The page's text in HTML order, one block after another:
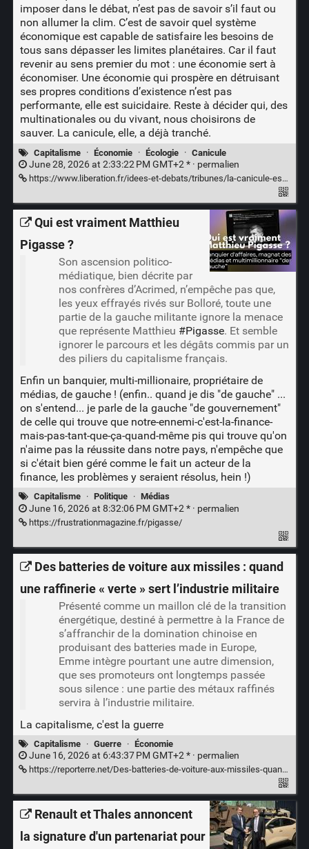
imposer dans le débat, n’est pas de savoir s’il faut ou
non allumer la clim. C’est de savoir quel système
économique est capable de satisfaire les besoins de
tous sans dépasser les limites planétaires. Car il faut
revenir au sens premier du mot : une économie sert à
économiser. Une économie qui prospère en détruisant
ses propres conditions d’existence n’est pas
performante, elle est suicidaire. Reste à décider qui, des
multinationales ou du vivant, nous choisirons de
sauver. La canicule, elle, a déjà tranché.
Capitalisme · Économie · Écologie · Canicule
June 28, 2026 at 2:33:22 PM GMT+2 * · permalien
https://www.liberation.fr/idees-et-debats/tribunes/la-canicule-est-un-krach-ecolonomique-20260628_JBPNKF4BF5EJTBVAWAXFIXHZVQ/
Qui est vraiment Matthieu
Pigasse ?
Son ascension politico-
médiatique, bien décrite par
nos confrères d’Acrimed, n’empêche pas que,
les yeux effrayés rivés sur Bolloré, toute une
partie de la gauche militante ignore la menace
que représente Matthieu #Pigasse. Et semble
ignorer le parcours et les dégâts commis par un
des piliers du capitalisme français.
Enfin un banquier, multi-millionaire, propriétaire de
médias, de gauche ! (enfin.. quand je dis "de gauche" ...
on s'entend... je parle de la gauche "de gouvernement"
de celle qui trouve que notre-ennemi-c'est-la-finance-
mais-pas-tant-que-ça-quand-même pis qui trouve qu'on
n'aime pas la réussite dans notre pays, n'empêche que
si c'était bien géré comme le fait un acteur de la
finance, les problèmes y seraient résolus, hein !)
Capitalisme · Politique · Médias
June 16, 2026 at 8:32:06 PM GMT+2 * · permalien
https://frustrationmagazine.fr/pigasse/
Des batteries de voiture aux missiles : quand
une raffinerie « verte » sert l’industrie militaire
Présenté comme un maillon clé de la transition
énergétique, destiné à permettre à la France de
s’affranchir de la domination chinoise en
produisant des batteries made in Europe,
Emme intègre pourtant une autre dimension,
que ses promoteurs ont longtemps passée
sous silence : une partie des métaux raffinés
servira à l’industrie militaire.
La capitalisme, c'est la guerre
Capitalisme · Guerre · Économie
June 16, 2026 at 6:43:37 PM GMT+2 * · permalien
https://reporterre.net/Des-batteries-de-voiture-aux-missiles-quand-une-raffinerie-verte-sert-l-industrie
Renault et Thales annoncent
la signature d'un partenariat pour